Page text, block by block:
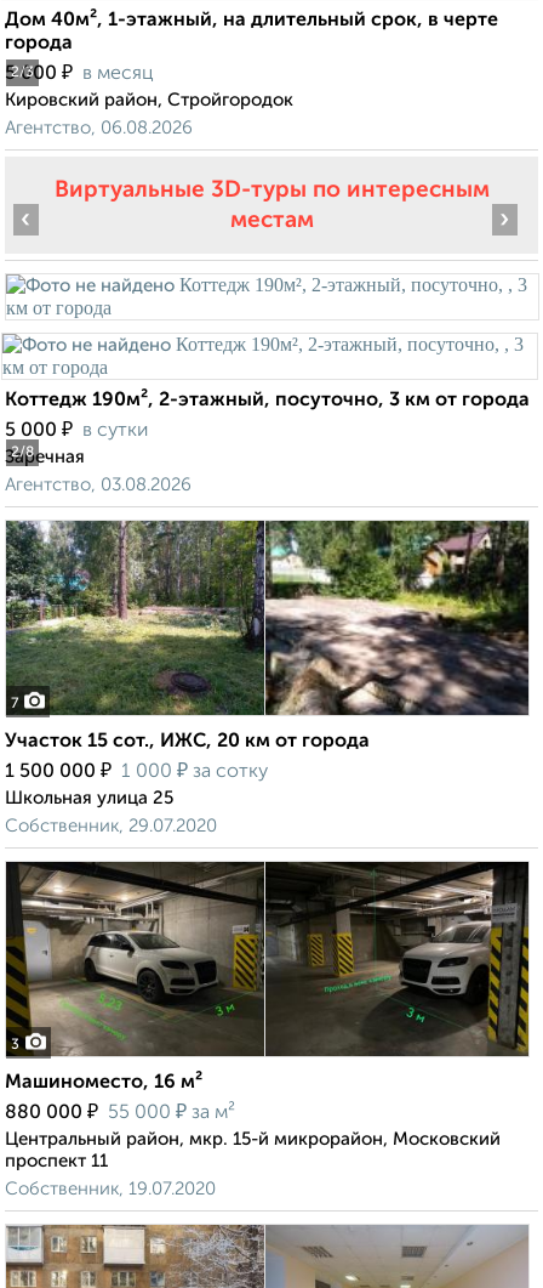
2/3
Дом 40м², 1-этажный, на длительный срок, в черте
города
5 000 ₽ в месяц
Кировский район, Стройгородок
Агентство, 06.08.2026
Виртуальные 3D-туры по интересным
местам
2/8
‹ ›
Коттедж 190м², 2-этажный, посуточно, 3 км от города
5 000 ₽ в сутки
Заречная
Агентство, 03.08.2026
7
Участок 15 сот., ИЖС, 20 км от города
1 500 000 ₽ 1 000 ₽ за сотку
Школьная улица 25
Собственник, 29.07.2020
3
Машиноместо, 16 м²
880 000 ₽ 55 000 ₽ за м²
Центральный район, мкр. 15-й микрорайон, Московский
проспект 11
Собственник, 19.07.2020